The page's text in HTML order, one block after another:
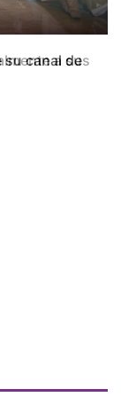
a sus